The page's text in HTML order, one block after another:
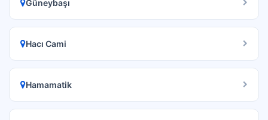
Güneybaşı
Hacı Cami
Hamamatik